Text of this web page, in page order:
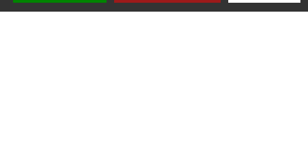
Commune de Barjouville